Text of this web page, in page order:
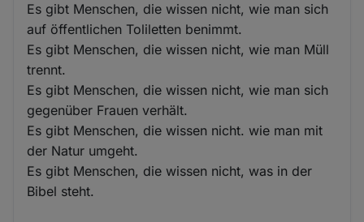
Es gibt Menschen, die wissen nicht, wie man sich
auf öffentlichen Toliletten benimmt.
Es gibt Menschen, die wissen nicht, wie man Müll
trennt.
Es gibt Menschen, die wissen nicht, wie man sich
gegenüber Frauen verhält.
Es gibt Menschen, die wissen nicht. wie man mit
der Natur umgeht.
Es gibt Menschen, die wissen nicht, was in der
Bibel steht.